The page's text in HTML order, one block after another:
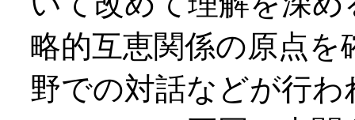
略的互恵関係の原点
野での対話などが行